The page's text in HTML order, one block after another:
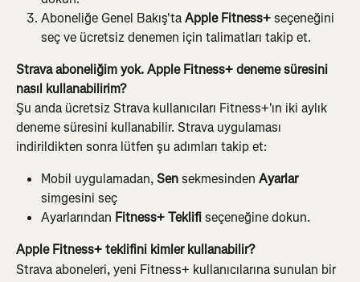
Aboneliğe Genel Bakış'ta Apple Fitness+ seçeneğini
seç ve ücretsiz denemen için talimatları takip et.
Strava aboneliğim yok. Apple Fitness+ deneme süresini
nasıl kullanabilirim?
Şu anda ücretsiz Strava kullanıcıları Fitness+'ın iki aylık
deneme süresini kullanabilir. Strava uygulaması
indirildikten sonra lütfen şu adımları takip et:
Mobil uygulamadan, Sen sekmesinden Ayarlar
simgesini seç
Ayarlarından Fitness+ Teklifi seçeneğine dokun.
Apple Fitness+ teklifini kimler kullanabilir?
Strava aboneleri, yeni Fitness+ kullanıcılarına sunulan bir